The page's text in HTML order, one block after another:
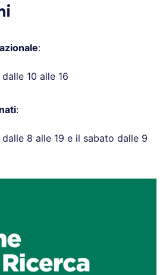
:
10 alle 16
:
8 alle 19 e il sabato dalle 9